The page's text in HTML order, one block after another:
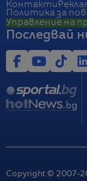
Контакти
Политика за
Управление на
Последвай
Copyright © 2007-